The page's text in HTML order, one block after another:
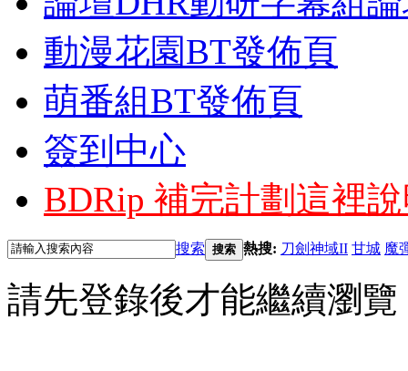
動漫花園BT發佈頁
萌番組BT發佈頁
簽到中心
BDRip 補完計劃 這裡
搜索 搜索 熱搜: 刀劍神域II 甘城 魔
請先登錄後才能繼續瀏覽